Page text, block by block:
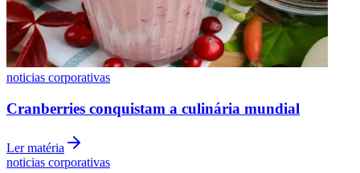
noticias corporativas
Cranberries conquistam a culinária mundial
Ler matéria
noticias corporativas